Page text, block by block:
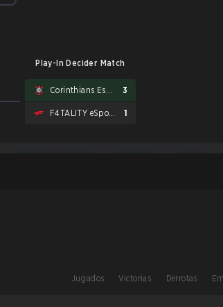
Play-In Decider Match
3
1
Jugados Victorias Derrotas